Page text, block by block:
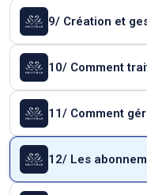
9/ Création et
10/ Comment
11/ Comment
12/ Les